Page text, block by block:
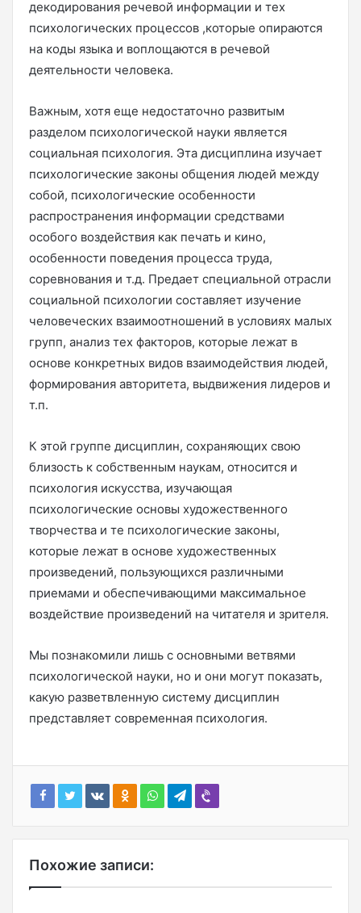
декодирования речевой информации и тех
психологических процессов ,которые опираются
на коды языка и воплощаются в речевой
деятельности человека.
Важным, хотя еще недостаточно развитым
разделом психологической науки является
социальная психология. Эта дисциплина изучает
психологические законы общения людей между
собой, психологические особенности
распространения информации средствами
особого воздействия как печать и кино,
особенности поведения процесса труда,
соревнования и т.д. Предает специальной отрасли
социальной психологии составляет изучение
человеческих взаимоотношений в условиях малых
групп, анализ тех факторов, которые лежат в
основе конкретных видов взаимодействия людей,
формирования авторитета, выдвижения лидеров и
т.п.
К этой группе дисциплин, сохраняющих свою
близость к собственным наукам, относится и
психология искусства, изучающая
психологические основы художественного
творчества и те психологические законы,
которые лежат в основе художественных
произведений, пользующихся различными
приемами и обеспечивающими максимальное
воздействие произведений на читателя и зрителя.
Мы познакомили лишь с основными ветвями
психологической науки, но и они могут показать,
какую разветвленную систему дисциплин
представляет современная психология.
Похожие записи: